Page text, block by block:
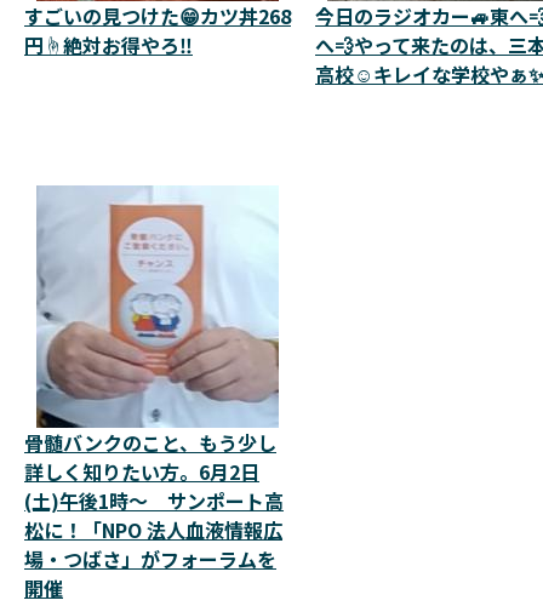
すごいの見つけた😁カツ丼268
円☝️絶対お得やろ‼️
今日のラジオカー🚙東へ
へ💨やって来たのは、三
高校☺️キレイな学校やぁ✨
骨髄バンクのこと、もう少し
詳しく知りたい方。6月2日
(土)午後1時～ サンポート高
松に！「NPO 法人血液情報広
場・つばさ」がフォーラムを
開催